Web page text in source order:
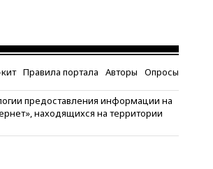
Правила портала Авторы Опросы
предоставления информации на
находящихся на территории